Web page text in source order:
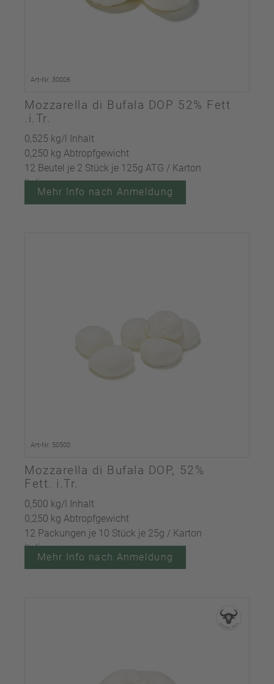
Art-Nr. 30006
Mozzarella di Bufala DOP 52% Fett
.i.Tr.
0,525 kg/l Inhalt
0,250 kg Abtropfgewicht
12 Beutel je 2 Stück je 125g ATG / Karton
Italien
Mehr Info nach Anmeldung
Art-Nr. 50500
Mozzarella di Bufala DOP, 52%
Fett. i.Tr.
0,500 kg/l Inhalt
0,250 kg Abtropfgewicht
12 Packungen je 10 Stück je 25g / Karton
Italien
Mehr Info nach Anmeldung